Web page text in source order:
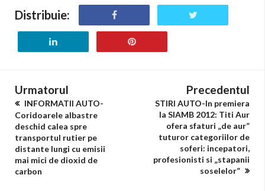
Distribuie:
Urmatorul
INFORMATII AUTO-
Coridoarele albastre
deschid calea spre
transportul rutier pe
distante lungi cu emisii
mai mici de dioxid de
carbon
Precedentul
STIRI AUTO-In premiera
la SIAMB 2012: Titi Aur
ofera sfaturi „de aur”
tuturor categoriilor de
soferi: incepatori,
profesionisti si „stapanii
soselelor”